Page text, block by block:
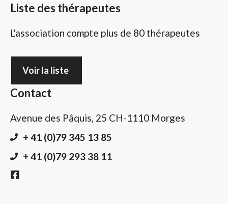
Liste des thérapeutes
L'association compte plus de 80 thérapeutes
Voir la liste
Contact
Avenue des Pâquis, 25 CH-1110 Morges
+ 41 (0)79 345 13 85
+ 41 (0)79 293 38 11